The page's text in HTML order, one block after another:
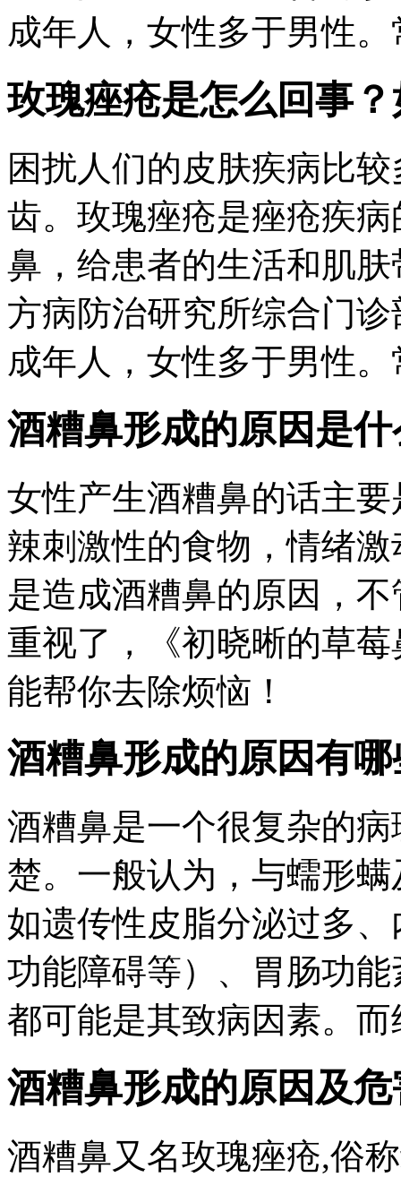
成年人，女性多于男性
玫瑰痤疮是怎么回事
困扰人们的皮肤疾病比
齿。玫瑰痤疮是痤疮疾
鼻，给患者的生活和肌
方病防治研究所综合门
成年人，女性多于男性
酒糟鼻形成的原因是
女性产生酒糟鼻的话主
辣刺激性的食物，情绪
是造成酒糟鼻的原因，
重视了，《初晓晰的草
能帮你去除烦恼！
酒糟鼻形成的原因有哪
酒糟鼻是一个很复杂的
楚。一般认为，与蠕形
如遗传性皮脂分泌过多
功能障碍等）、胃肠功
都可能是其致病因素。
酒糟鼻形成的原因及危
酒糟鼻又名玫瑰痤疮,俗